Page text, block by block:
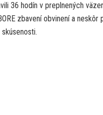
36 hodín v preplnených
zbavení obvinení a neskôr